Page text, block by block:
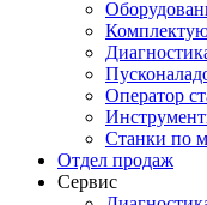
Оператор
Станки по
Отдел продаж
Сервис